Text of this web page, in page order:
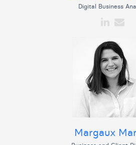
Digital Business
Margaux